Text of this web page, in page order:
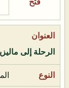
الرحلة إلى